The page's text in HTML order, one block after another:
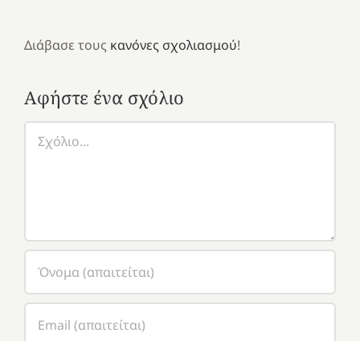
Διάβασε τους κανόνες σχολιασμού!
Αφήστε ένα σχόλιο